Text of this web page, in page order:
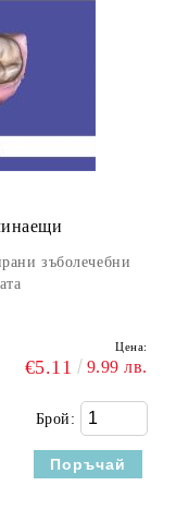
зъболечебни
Цена:
€5.11 9.99 лв.
Брой: